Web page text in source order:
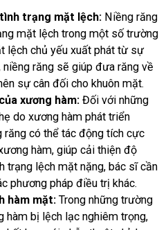
trạng mặt lệch: Niềng răng
mặt lệch trong một số trường
lệch chủ yếu xuất phát từ sự
răng sẽ giúp đưa răng về
sự cân đối cho khuôn mặt.
xương hàm: Đối với những
do xương hàm phát triển
răng có thể tác động tích cực
hàm, giúp cải thiện độ
trạng lệch mặt nặng, bác sĩ cần
phương pháp điều trị khác.
hàm mặt: Trong những trường
hàm bị lệch lạc nghiêm trọng,